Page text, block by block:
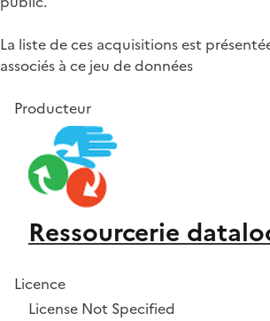
La liste de ces acquisitions est
associés à ce jeu de données
Producteur
Ressourcerie
Licence
License Not Specified